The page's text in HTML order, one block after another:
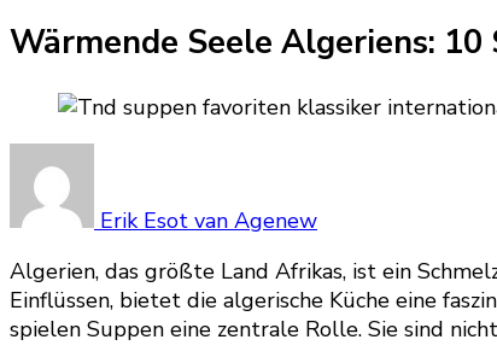
Wärmende Seele Algeriens:
Erik Esot van Agenew
Algerien, das größte Land Afrikas, ist ein
Einflüssen, bietet die algerische Küche eine
spielen Suppen eine zentrale Rolle. Sie sind